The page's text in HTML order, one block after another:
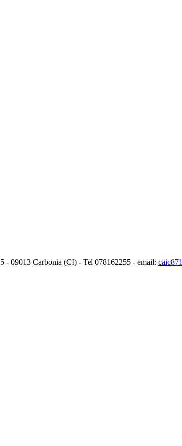
- 09013 Carbonia (CI) - Tel 078162255 - email: